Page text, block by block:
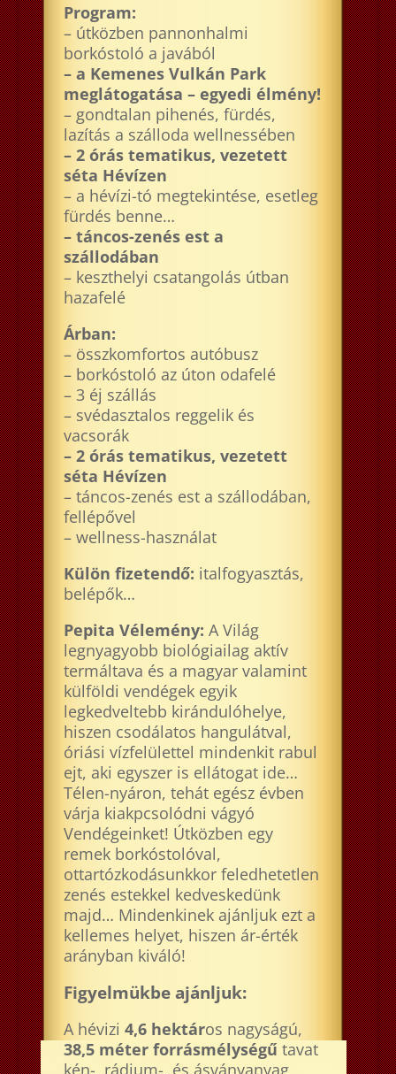
Program:
– útközben pannonhalmi
borkóstoló a javából
– a Kemenes Vulkán Park
meglátogatása – egyedi élmény!
– gondtalan pihenés, fürdés,
lazítás a szálloda wellnessében
– 2 órás tematikus, vezetett
séta Hévízen
– a hévízi-tó megtekintése, esetleg
fürdés benne…
– táncos-zenés est a
szállodában
– keszthelyi csatangolás útban
hazafelé
Árban:
– összkomfortos autóbusz
– borkóstoló az úton odafelé
– 3 éj szállás
– svédasztalos reggelik és
vacsorák
– 2 órás tematikus, vezetett
séta Hévízen
– táncos-zenés est a szállodában,
fellépővel
– wellness-használat
Külön fizetendő: italfogyasztás,
belépők…
Pepita Vélemény:A Világ
legnyagyobb biológiailag aktív
termáltava és a magyar valamint
külföldi vendégek egyik
legkedveltebb kirándulóhelye,
hiszen csodálatos hangulátval,
óriási vízfelülettel mindenkit rabul
ejt, aki egyszer is ellátogat ide…
Télen-nyáron, tehát egész évben
várja kiakpcsolódni vágyó
Vendégeinket! Útközben egy
remek borkóstolóval,
ottartózkodásunkkor feledhetetlen
zenés estekkel kedveskedünk
majd… Mindenkinek ajánljuk ezt a
kellemes helyet, hiszen ár-érték
arányban kiváló!
Figyelmükbe ajánljuk:
A hévizi4,6 hektáros nagyságú,
38,5 méter forrásmélységű tavat
kén-, rádium-, és ásványanyag